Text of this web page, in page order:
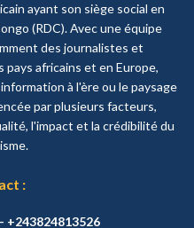
ayant son siège social en
(RDC). Avec une équipe
des journalistes et
africains et en Europe,
à l'ère ou le paysage
par plusieurs facteurs,
l'impact et la crédibilité du
:
+243824813526